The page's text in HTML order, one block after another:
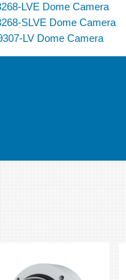
LVE Dome Camera
SLVE Dome Camera
LV Dome Camera